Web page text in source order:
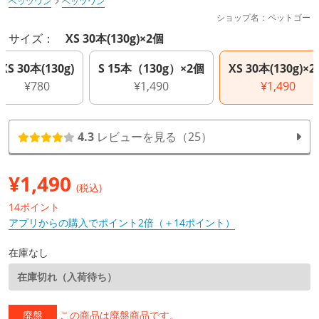
ショップ名：ペットゴー
サイズ： XS 30本(130g)×2個
XS 30本(130g)
¥780
S 15本（130g）×2個
¥1,490
XS 30本(130g)×2
¥1,490
4.3 レビューを見る（25）
¥1,490 (税込)
14ポイント
アプリからの購入でポイント2倍（＋14ポイント）
在庫なし
在庫切れ（入荷待ち）
廃盤 この商品は廃盤商品です。